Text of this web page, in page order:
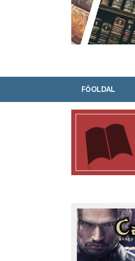
FŐOLDAL